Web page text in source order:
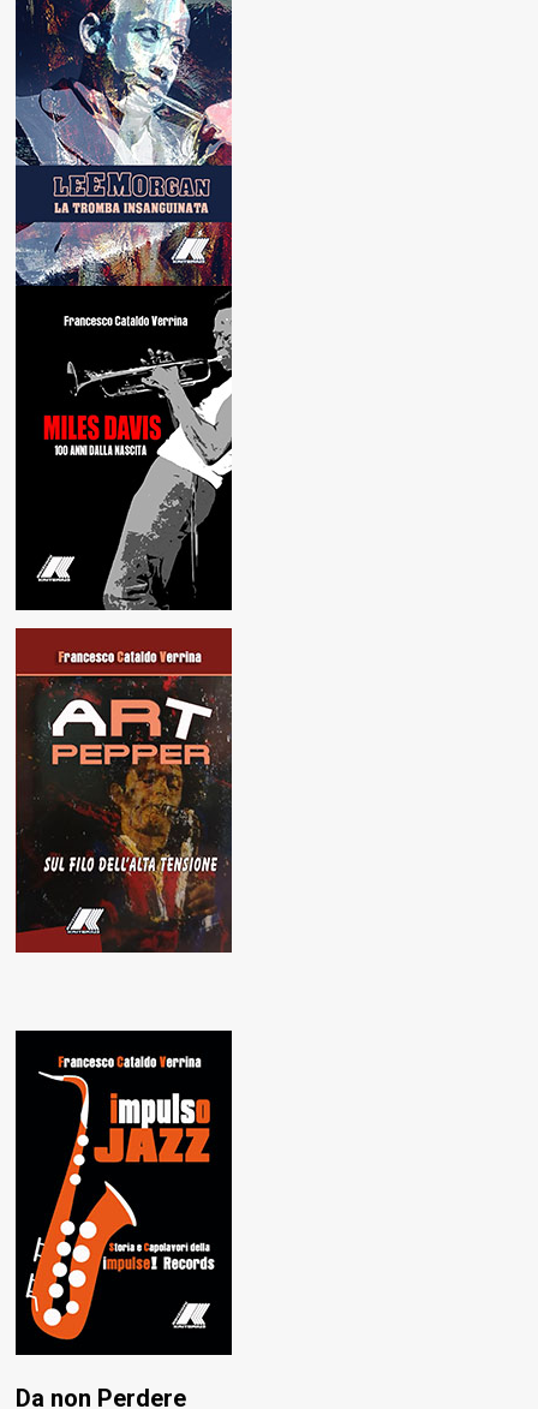
Da non Perdere